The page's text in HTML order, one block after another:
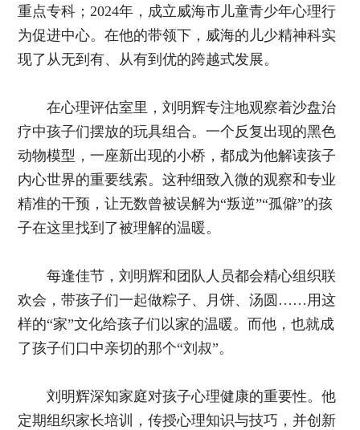
重点专科；2024年，成立威海市儿童青少年心理行
为促进中心。在他的带领下，威海的儿少精神科实
现了从无到有、从有到优的跨越式发展。
在心理评估室里，刘明辉专注地观察着沙盘治
疗中孩子们摆放的玩具组合。一个反复出现的黑色
动物模型，一座新出现的小桥，都成为他解读孩子
内心世界的重要线索。这种细致入微的观察和专业
精准的干预，让无数曾被误解为“叛逆”“孤僻”的孩
子在这里找到了被理解的温暖。
每逢佳节，刘明辉和团队人员都会精心组织联
欢会，带孩子们一起做粽子、月饼、汤圆……用这
样的“家”文化给孩子们以家的温暖。而他，也就成
了孩子们口中亲切的那个“刘叔”。
刘明辉深知家庭对孩子心理健康的重要性。他
定期组织家长培训，传授心理知识与技巧，并创新